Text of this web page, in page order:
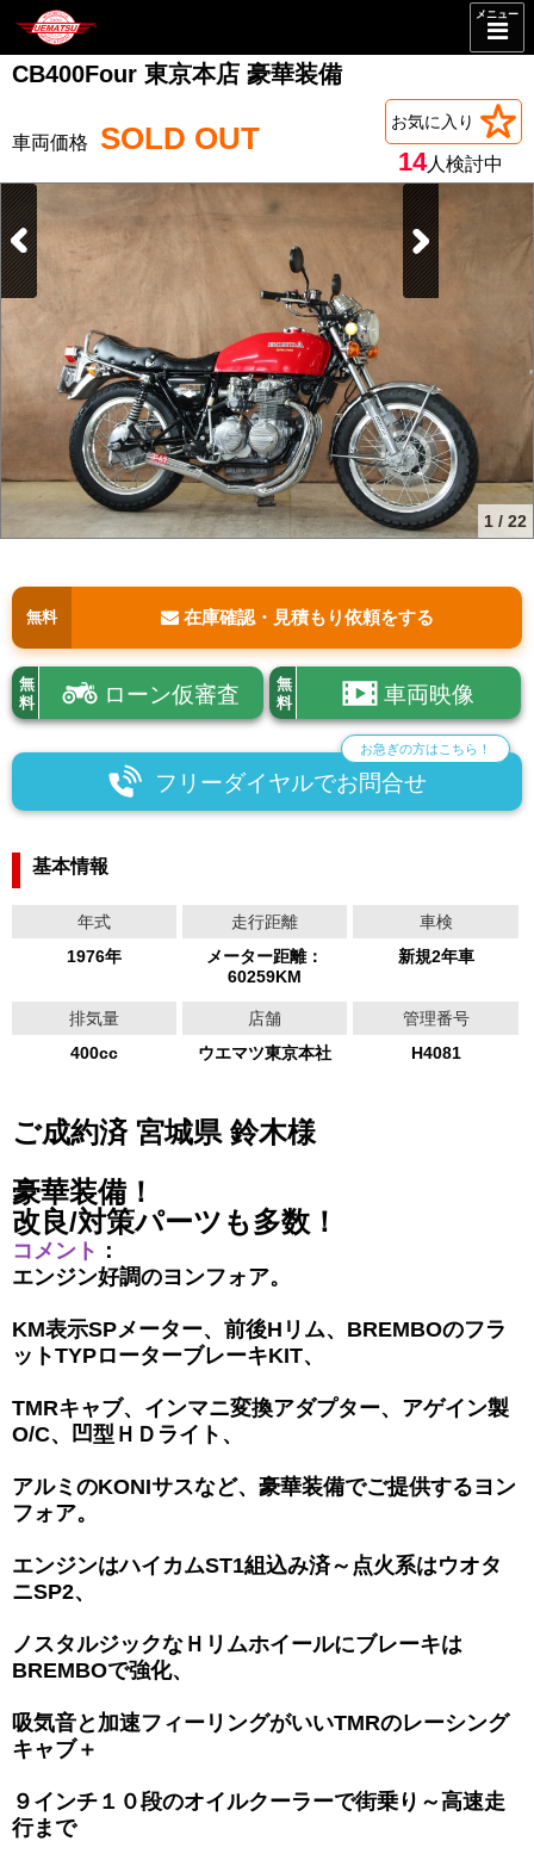
メニュー
CB400Four 東京本店 豪華装備
SOLD OUT お気に入り
14人検討中
1 / 22
無料 在庫確認・見積もり依頼をする
無
料
ローン仮審査
無
料
車両映像
フリーダイヤルでお問合せ
お急ぎの方はこちら！
基本情報
年式
1976年
走行距離
メーター距離：
60259KM
車検
新規2年車
排気量
400cc
店舗
ウエマツ東京本社
管理番号
H4081
ご成約済 宮城県 鈴木様
豪華装備！
改良/対策パーツも多数！
コメント ：
エンジン好調のヨンフォア。
KM表示SPメーター、前後Hリム、BREMBOのフラ
ットTYPローターブレーキKIT、
TMRキャブ、インマニ変換アダプター、アゲイン製
O/C、凹型ＨＤライト、
アルミのKONIサスなど、豪華装備でご提供するヨン
フォア。
エンジンはハイカムST1組込み済～点火系はウオタ
ニSP2、
ノスタルジックなＨリムホイールにブレーキは
BREMBOで強化、
吸気音と加速フィーリングがいいTMRのレーシング
キャブ＋
９インチ１０段のオイルクーラーで街乗り～高速走
行まで